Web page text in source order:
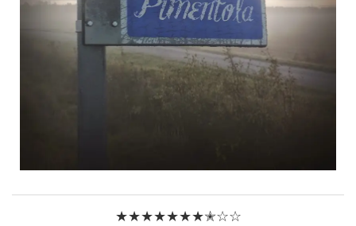
★★★★★★★✭☆☆